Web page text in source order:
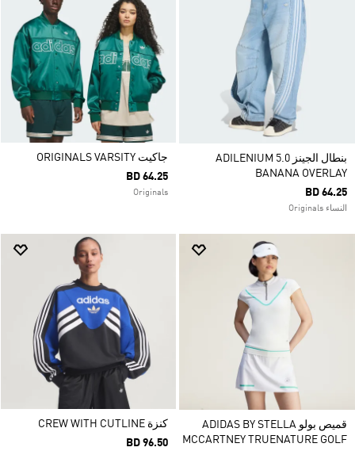
بنطال الجينز ADILENIUM 5.0
BANANA OVERLAY
BD 64.25
النساء Originals
جاكيت ORIGINALS VARSITY
BD 64.25
Originals
قميص بولو ADIDAS BY STELLA
MCCARTNEY TRUENATURE GOLF
كنزة CREW WITH CUTLINE
BD 96.50